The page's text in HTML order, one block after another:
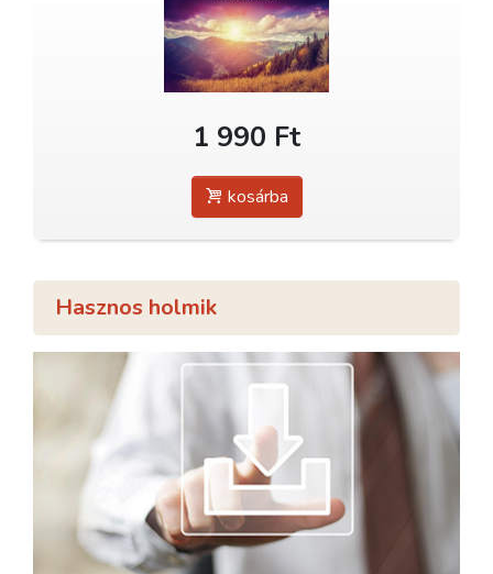
1 990 Ft
kosárba
Hasznos holmik